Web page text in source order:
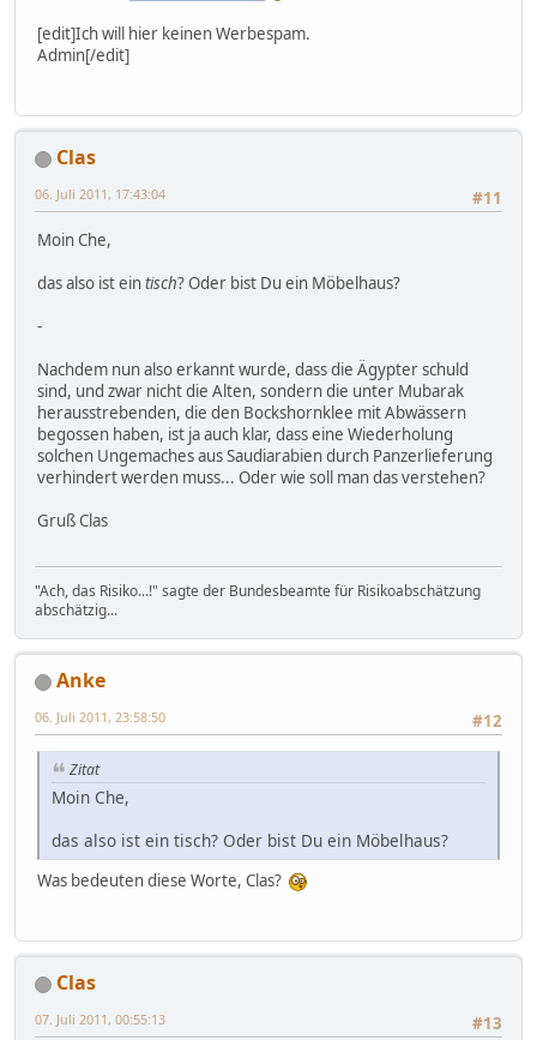
[edit]Ich will hier keinen Werbespam.
Admin[/edit]
Clas
#11
06. Juli 2011, 17:43:04
Moin Che,
das also ist eintisch? Oder bist Du ein Möbelhaus?
-
Nachdem nun also erkannt wurde, dass die Ägypter schuld
sind, und zwar nicht die Alten, sondern die unter Mubarak
herausstrebenden, die den Bockshornklee mit Abwässern
begossen haben, ist ja auch klar, dass eine Wiederholung
solchen Ungemaches aus Saudiarabien durch Panzerlieferung
verhindert werden muss... Oder wie soll man das verstehen?
Gruß Clas
"Ach, das Risiko...!" sagte der Bundesbeamte für Risikoabschätzung
abschätzig...
Anke
#12
06. Juli 2011, 23:58:50
Zitat
Moin Che,
das also ist ein tisch? Oder bist Du ein Möbelhaus?
Was bedeuten diese Worte, Clas?
Clas
#13
07. Juli 2011, 00:55:13